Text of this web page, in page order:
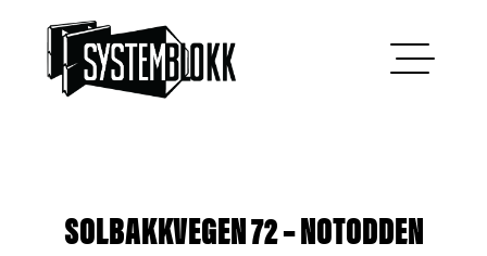
SOLBAKKVEGEN 72 – NOTODDEN